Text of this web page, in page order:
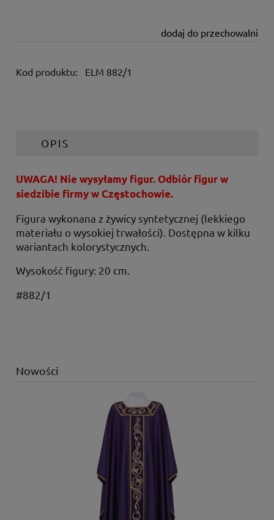
dodaj do przechowalni
Kod produktu: ELM 882/1
OPIS
UWAGA! Nie wysyłamy figur. Odbiór figur w
siedzibie firmy w Częstochowie.
Figura wykonana z żywicy syntetycznej (lekkiego
materiału o wysokiej trwałości). Dostępna w kilku
wariantach kolorystycznych.
Wysokość figury: 20 cm.
#882/1
Nowości